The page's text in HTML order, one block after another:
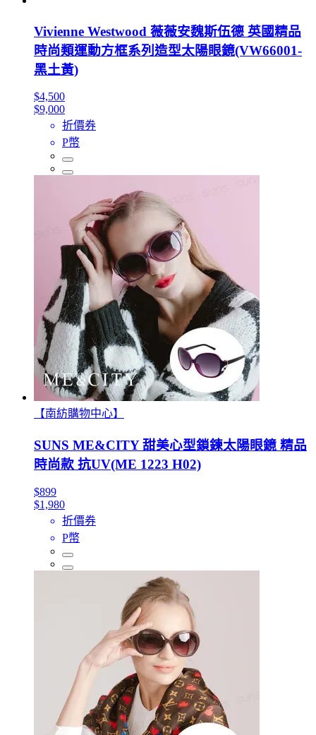
Vivienne Westwood 薇薇安魏斯伍德 英國精品
時尚類運動方框系列造型太陽眼鏡(VW66001-
黑土黃)
$4,500
$9,000
折價券
P幣
【南紡購物中心】
SUNS ME&CITY 甜美心型鎖鍊太陽眼鏡 精品
時尚款 抗UV(ME 1223 H02)
$899
$1,980
折價券
P幣